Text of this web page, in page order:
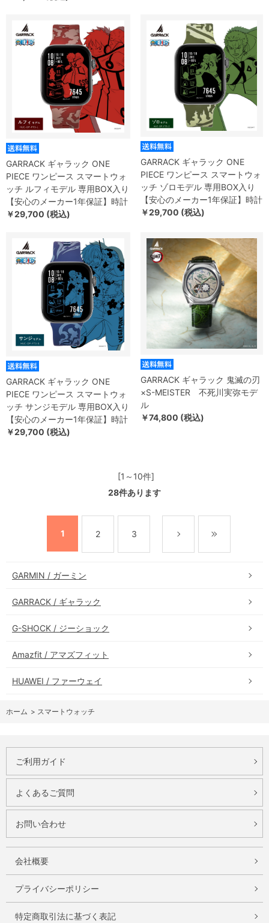
GARRACK ギャラック ONE
PIECE ワンピース スマートウォ
ッチ ルフィモデル 専用BOX入り
【安心のメーカー1年保証】時計
￥29,700 (税込)
GARRACK ギャラック ONE
PIECE ワンピース スマートウォ
ッチ ゾロモデル 専用BOX入り
【安心のメーカー1年保証】時計
￥29,700 (税込)
GARRACK ギャラック ONE
PIECE ワンピース スマートウォ
ッチ サンジモデル 専用BOX入り
【安心のメーカー1年保証】時計
￥29,700 (税込)
GARRACK ギャラック 鬼滅の刃
×S-MEISTER 不死川実弥モデ
ル
￥74,800 (税込)
[1～10件]
28件あります
1 2 3
GARMIN / ガーミン
GARRACK / ギャラック
G-SHOCK / ジーショック
Amazfit / アマズフィット
HUAWEI / ファーウェイ
ホーム > スマートウォッチ
ご利用ガイド
よくあるご質問
お問い合わせ
会社概要
プライバシーポリシー
特定商取引法に基づく表記